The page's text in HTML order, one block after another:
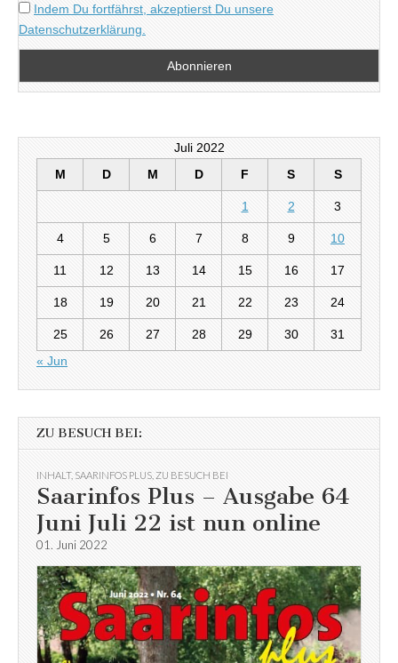
Indem Du fortfährst, akzeptierst Du unsere
Datenschutzerklärung.
Juli 2022
M
D M D F S S
1 2 3
4 5 6 7 8 9 10
11 12 13 14 15 16 17
18 19 20 21 22 23 24
25 26 27 28 29 30
31
« Jun
ZU BESUCH BEI:
INHALT, SAARINFOS PLUS ZU BESUCH BEI
Saarinfos Plus – Ausgabe 64
Juni Juli 22 ist nun online
01. Juni 2022